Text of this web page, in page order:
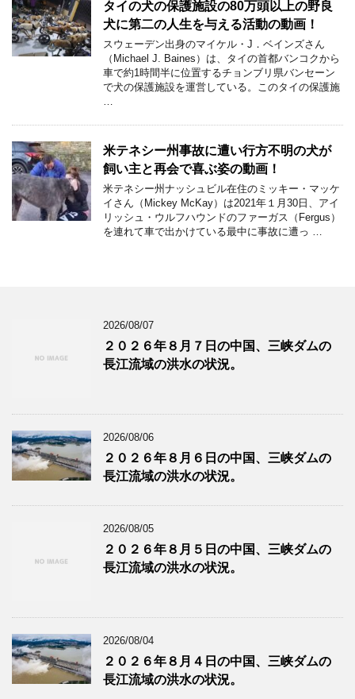
タイの犬の保護施設の80万頭以上の野良
犬に第二の人生を与える活動の動画！
スウェーデン出身のマイケル・J．ベインズさん
（Michael J. Baines）は、タイの首都バンコクから
車で約1時間半に位置するチョンブリ県バンセーン
で犬の保護施設を運営している。このタイの保護施
…
米テネシー州事故に遭い行方不明の犬が
飼い主と再会で喜ぶ姿の動画！
米テネシー州ナッシュビル在住のミッキー・マッケ
イさん（Mickey McKay）は2021年１月30日、アイ
リッシュ・ウルフハウンドのファーガス（Fergus）
を連れて車で出かけている最中に事故に遭っ …
2026/08/07
２０２６年８月７日の中国、三峡ダムの
長江流域の洪水の状況。
2026/08/06
２０２６年８月６日の中国、三峡ダムの
長江流域の洪水の状況。
2026/08/05
２０２６年８月５日の中国、三峡ダムの
長江流域の洪水の状況。
2026/08/04
２０２６年８月４日の中国、三峡ダムの
長江流域の洪水の状況。